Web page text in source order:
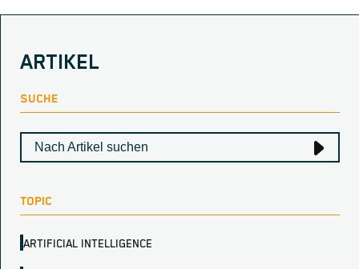
ARTIKEL
SUCHE
TOPIC
ARTIFICIAL INTELLIGENCE